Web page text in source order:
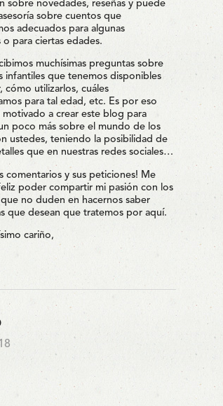
sobre novedades, reseñas y puede
sobre cuentos que
adecuados para algunas
o para ciertas edades.
muchísimas preguntas sobre
infantiles que tenemos disponibles
cómo utilizarlos, cuáles
para tal edad, etc. Es por eso
motivado a crear este blog para
poco más sobre el mundo de los
ustedes, teniendo la posibilidad de
que en nuestras redes sociales…
comentarios y sus peticiones! Me
poder compartir mi pasión con los
que no duden en hacernos saber
que desean que tratemos por aquí.
cariño,